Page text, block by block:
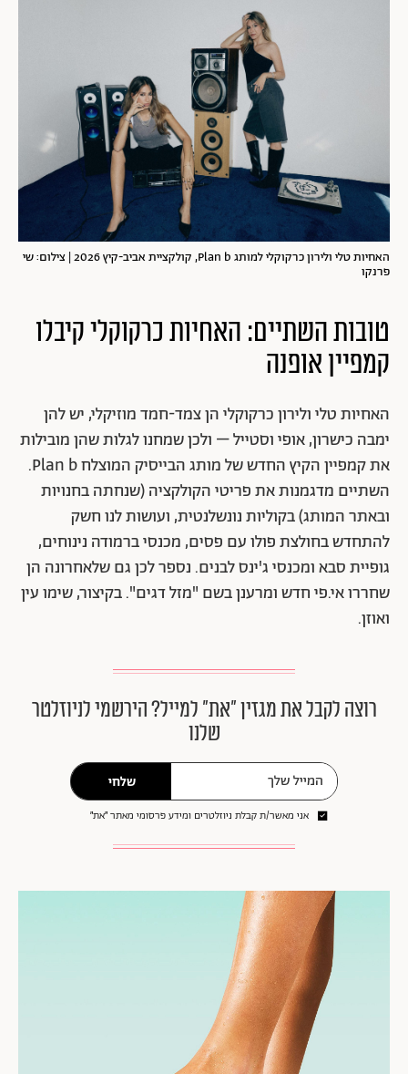
האחיות טלי ולירון כרקוקלי למותג Plan b, קולקציית אביב-קיץ 2026 | צילום: שי
פרנקו
טובות השתיים: האחיות כרקוקלי קיבלו
קמפיין אופנה
האחיות טלי ולירון כרקוקלי הן צמד-חמד מוזיקלי, יש להן
ימבה כישרון, אופי וסטייל – ולכן שמחנו לגלות שהן מובילות
את קמפיין הקיץ החדש של מותג הבייסיק המוצלח Plan b.
השתיים מדגמנות את פריטי הקולקציה (שנחתה בחנויות
ובאתר המותג) בקוליות נונשלנטית, ועושות לנו חשק
להתחדש בחולצת פולו עם פסים, מכנסי ברמודה נינוחים,
גופיית סבא ומכנסי ג'ינס לבנים. נספר לכן גם שלאחרונה הן
שחררו אי.פי חדש ומרענן בשם "מזל דגים". בקיצור, שימו עין
ואוזן.
רוצה לקבל את מגזין ״את״ למייל? הירשמי לניוזלטר
שלנו
שלחי
אני מאשר/ת קבלת ניוזלטרים ומידע פרסומי מאתר ״את״